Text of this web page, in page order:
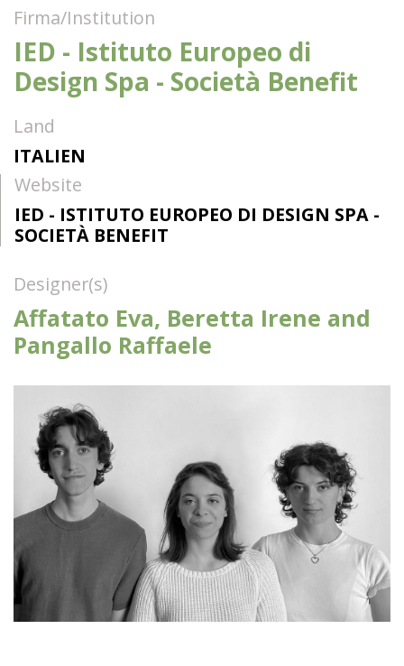
Firma/Institution
IED - Istituto Europeo di
Design Spa - Società Benefit
Land
ITALIEN
Website
IED - ISTITUTO EUROPEO DI DESIGN SPA -
SOCIETÀ BENEFIT
Designer(s)
Affatato Eva, Beretta Irene and
Pangallo Raffaele